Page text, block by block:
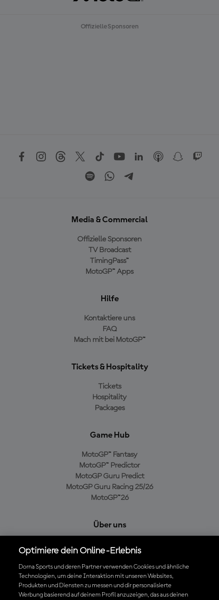
Offizielle Sponsoren
Media & Commercial
Offizielle Sponsoren
TV Broadcast
TimingPass™
MotoGP™ Apps
Hilfe
Kontaktiere uns
FAQ
Mach mit bei MotoGP™
Tickets & Hospitality
Tickets
Hospitality
Packages
Game Hub
MotoGP™ Fantasy
MotoGP™ Predictor
MotoGP Guru Predict
MotoGP Guru Racing 25/26
MotoGP™26
Über uns
Cookie-Richtlinien
Geschäftsbedingungen
Datenschutzrichtlinien
Kaufrichtlinie
Optimiere dein Online-Erlebnis
Dorna Sports und deren Partner verwenden Cookies und ähnliche
Technologien, um deine Interaktion mit unseren Websites,
Produkten und Diensten zu messen und dir personalisierte
Werbung basierend auf deinem Profil anzuzeigen, das aus deinen